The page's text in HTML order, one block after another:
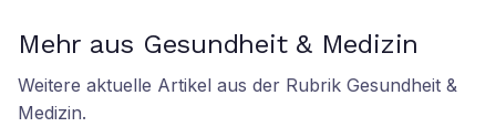
Mehr aus Gesundheit & Medizin
Weitere aktuelle Artikel aus der Rubrik Gesundheit &
Medizin.